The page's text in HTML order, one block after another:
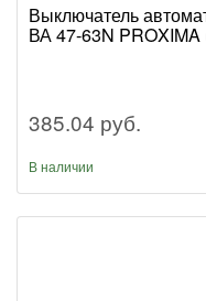
Выключатель
ВА 47-63N PROXIMA
385.04 руб.
В наличии